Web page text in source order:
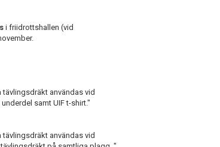
i friidrottshallen (vid
användas vid
samt UIF t-shirt."
användas vid